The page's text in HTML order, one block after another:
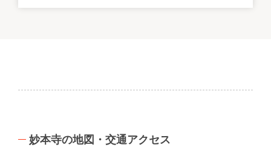
妙本寺の地図・交通アクセス